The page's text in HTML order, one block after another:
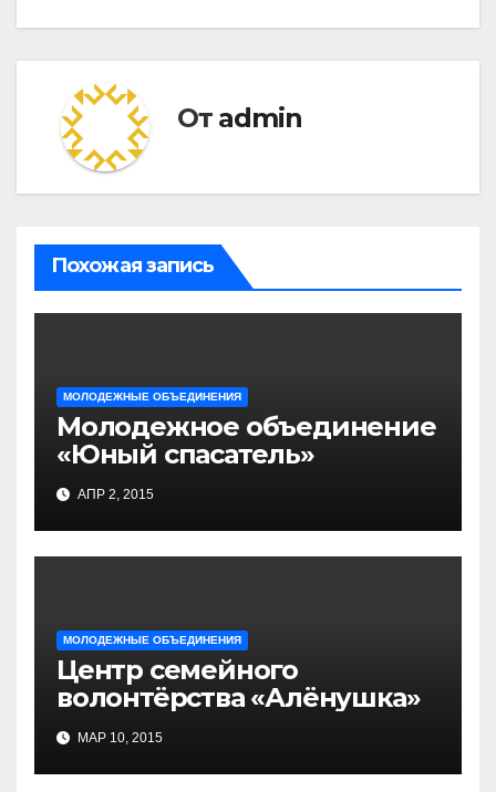
От admin
Похожая запись
МОЛОДЕЖНЫЕ ОБЪЕДИНЕНИЯ
Молодежное объединение
«Юный спасатель»
АПР 2, 2015
МОЛОДЕЖНЫЕ ОБЪЕДИНЕНИЯ
Центр семейного
волонтёрства «Алёнушка»
МАР 10, 2015